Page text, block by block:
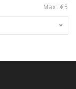
Max: €5